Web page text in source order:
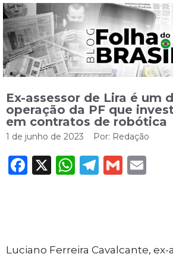
Ex-assessor de Lira é um
operação da PF que
em contratos de robótica
1 de junho de 2023 Por: Redação
Facebook
X WhatsApp
Gmail
Luciano Ferreira Cavalcante, ex-